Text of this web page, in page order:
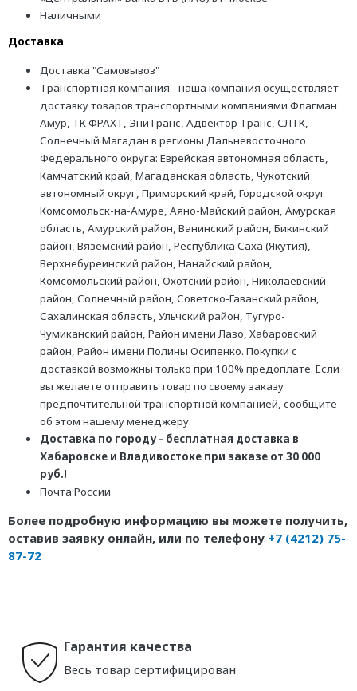
Наличными
Доставка
Доставка "Самовывоз"
Транспортная компания - наша компания осуществляет
доставку товаров транспортными компаниями Флагман
Амур, ТК ФРАХТ, ЭниТранс, Адвектор Транс, СЛТК,
Солнечный Магадан в регионы Дальневосточного
Федерального округа: Еврейская автономная область,
Камчатский край, Магаданская область, Чукотский
автономный округ, Приморский край, Городской округ
Комсомольск-на-Амуре, Аяно-Майский район, Амурская
область, Амурский район, Ванинский район, Бикинский
район, Вяземский район, Республика Саха (Якутия),
Верхнебуреинский район, Нанайский район,
Комсомольский район, Охотский район, Николаевский
район, Солнечный район, Советско-Гаванский район,
Сахалинская область, Ульчский район, Тугуро-
Чумиканский район, Район имени Лазо, Хабаровский
район, Район имени Полины Осипенко. Покупки с
доставкой возможны только при 100% предоплате. Если
вы желаете отправить товар по своему заказу
предпочтительной транспортной компанией, сообщите
об этом нашему менеджеру.
Доставка по городу - бесплатная доставка в
Хабаровске и Владивостоке при заказе от 30 000
руб.!
Почта России
Более подробную информацию вы можете получить,
оставив заявку онлайн, или по телефону +7 (4212) 75-
87-72
Гарантия качества
Весь товар сертифицирован